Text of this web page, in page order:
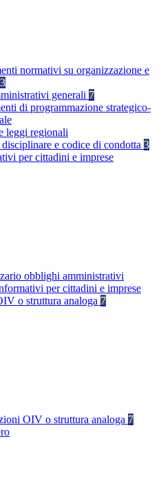
normativi su organizzazione e
3
generali 7
di programmazione strategico-
leggi regionali
e codice di condotta 3
per cittadini e imprese
obblighi amministrativi
per cittadini e imprese
o struttura analoga 7
OIV o struttura analoga 7